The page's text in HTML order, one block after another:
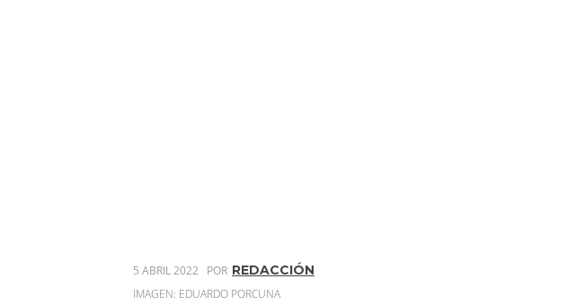
5 ABRIL 2022 POR REDACCIÓN
IMAGEN: EDUARDO PORCUNA